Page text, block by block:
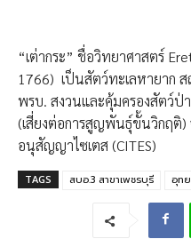
“เต่ากระ” ชื่อวิทยาศาสตร์
1766) เป็นสัตว์ทะเลหายาก
พรบ. สงวนและคุ้มครองสัตว์ป่
(เสี่ยงต่อการสูญพันธุ์ขั้นวิกฤติ)
อนุสัญญาไซเตส (CITES)
TAGS สบอ.3 สาขาเพชรบุรี อุท